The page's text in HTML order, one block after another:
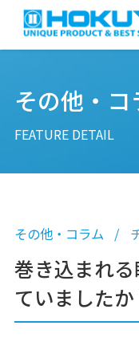
その他・コ
FEATURE DETAIL
その他・コラム
巻き込まれ
ていました